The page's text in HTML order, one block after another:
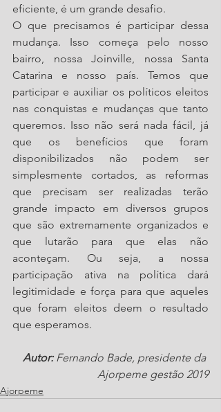
eficiente, é um grande desafio.
O que precisamos é participar dessa
mudança. Isso começa pelo nosso
bairro, nossa Joinville, nossa Santa
Catarina e nosso país. Temos que
participar e auxiliar os políticos eleitos
nas conquistas e mudanças que tanto
queremos. Isso não será nada fácil, já
que os benefícios que foram
disponibilizados não podem ser
simplesmente cortados, as reformas
que precisam ser realizadas terão
grande impacto em diversos grupos
que são extremamente organizados e
que lutarão para que elas não
aconteçam. Ou seja, a nossa
participação ativa na política dará
legitimidade e força para que aqueles
que foram eleitos deem o resultado
que esperamos.
Autor: Fernando Bade, presidente da
Ajorpeme gestão 2019
Ajorpeme